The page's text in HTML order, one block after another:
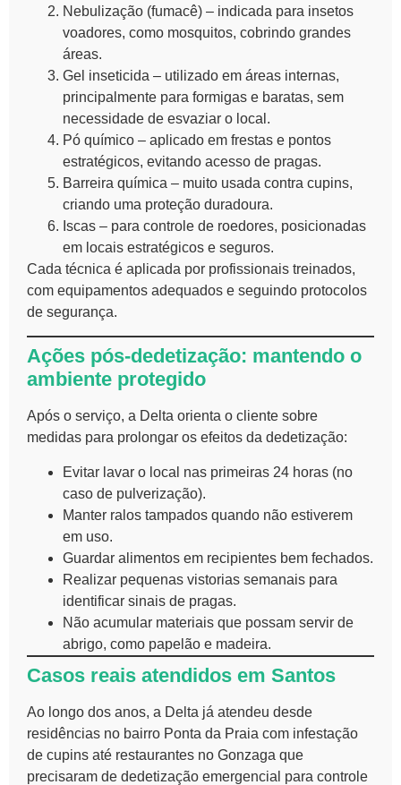
Nebulização (fumacê) – indicada para insetos
voadores, como mosquitos, cobrindo grandes
áreas.
Gel inseticida – utilizado em áreas internas,
principalmente para formigas e baratas, sem
necessidade de esvaziar o local.
Pó químico – aplicado em frestas e pontos
estratégicos, evitando acesso de pragas.
Barreira química – muito usada contra cupins,
criando uma proteção duradoura.
Iscas – para controle de roedores, posicionadas
em locais estratégicos e seguros.
Cada técnica é aplicada por profissionais treinados,
com equipamentos adequados e seguindo protocolos
de segurança.
Ações pós-dedetização: mantendo o
ambiente protegido
Após o serviço, a Delta orienta o cliente sobre
medidas para prolongar os efeitos da dedetização:
Evitar lavar o local nas primeiras 24 horas (no
caso de pulverização).
Manter ralos tampados quando não estiverem
em uso.
Guardar alimentos em recipientes bem fechados.
Realizar pequenas vistorias semanais para
identificar sinais de pragas.
Não acumular materiais que possam servir de
abrigo, como papelão e madeira.
Casos reais atendidos em Santos
Ao longo dos anos, a Delta já atendeu desde
residências no bairro Ponta da Praia com infestação
de cupins até restaurantes no Gonzaga que
precisaram de dedetização emergencial para controle